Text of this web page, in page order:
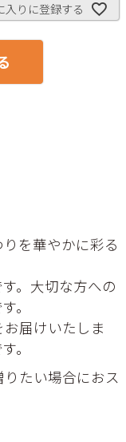
入りに登録する
を華やかに彩る
。大切な方への
。
届けいたしま
。
たい場合におス